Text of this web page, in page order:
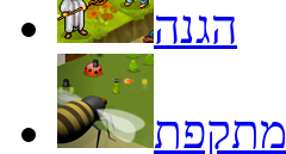
הגנה
מתקפת